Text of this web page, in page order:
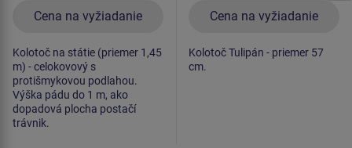
Cena na vyžiadanie
Kolotoč na státie (priemer 1,45
m) - celokovový s
protišmykovou podlahou.
Výška pádu do 1 m, ako
dopadová plocha postačí
trávnik.
Cena na vyžiadanie
Kolotoč Tulipán - priemer 57
cm.